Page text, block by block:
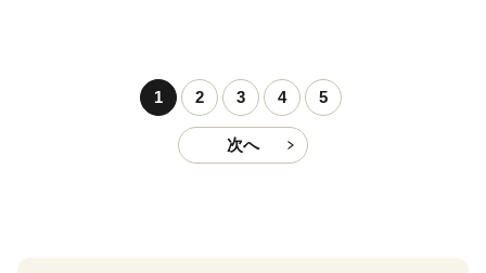
町 送料無料_G7317
1 2 3 4 5
次へ